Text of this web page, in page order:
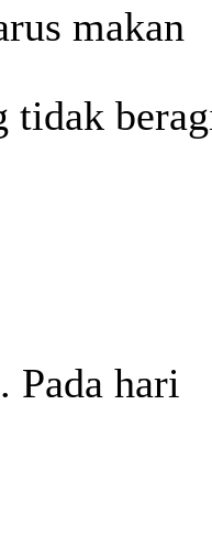
makan
tidak
Pada hari